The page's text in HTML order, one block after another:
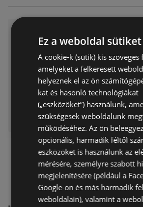
Akciós újság
Lejárat
Ez a weboldal
A cookie-k (sütik) kis szöveges
amelyeket a felkeresett
helyeznek el az ön
kat és hasonló technológiákat
(„eszközöket”) használunk,
szükségesek weboldalunk
működéséhez. Az ön
opcionális, harmadik féltől
eszközöket is használunk az
mérésére, személyre szabott
megjelenítésére (például a
Google-on és más harmadik
weboldalain), valamint a